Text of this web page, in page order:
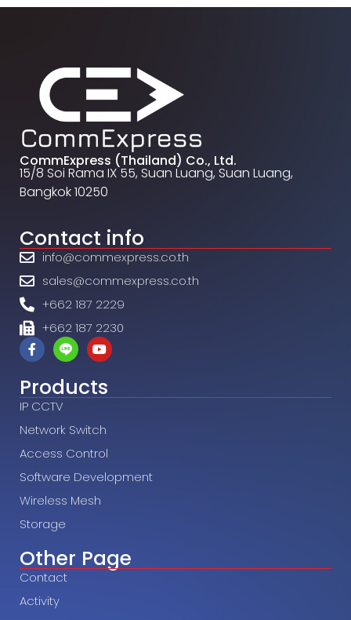
CommExpress (Thailand) Co., Ltd.
15/8 Soi Rama IX 55, Suan Luang, Suan Luang,
Bangkok 10250
Contact info
info@commexpress.co.th
sales@commexpress.co.th
+662 187 2229
+662 187 2230
Products
IP CCTV
Network Switch
Access Control
Software Development
Wireless Mesh
Storage
Other Page
Contact
Activity